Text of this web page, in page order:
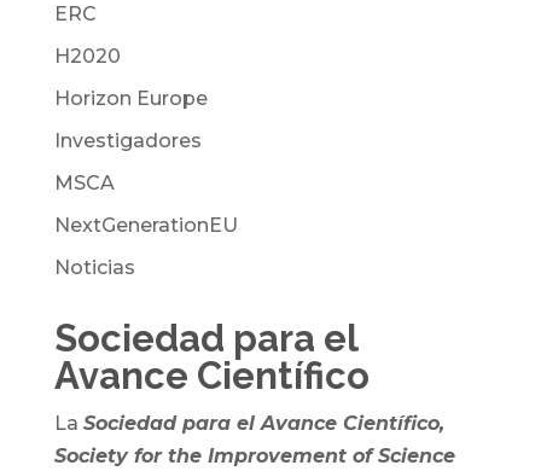
ERC
H2020
Horizon Europe
Investigadores
MSCA
NextGenerationEU
Noticias
Sociedad para el
Avance Científico
La Sociedad para el Avance Científico,
Society for the Improvement of Science